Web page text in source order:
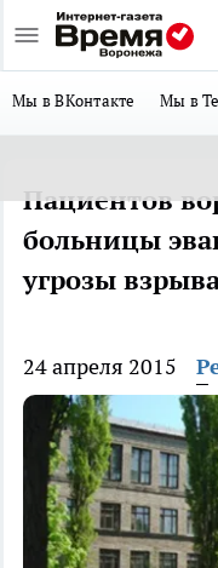
Мы в ВКонтакте Мы в
Пациентов
больницы
угрозы
24 апреля 2015